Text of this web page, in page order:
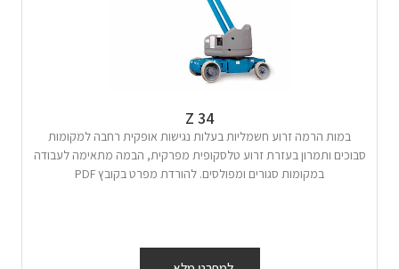
Z 34
במות הרמה זרוע חשמליות בעלות נגישות אופקית רחבה למקומות
סבוכים ותמרון בעזרת זרוע טלסקופית מפרקית, הבמה מתאימה לעבודה
במקומות סגורים ומפולסים. להורדת מפרט בקובץ PDF